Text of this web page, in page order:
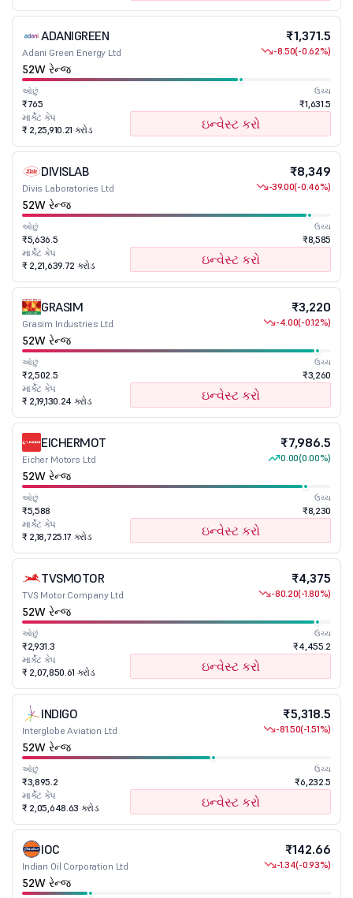
ADANIGREEN
Adani Green Energy Ltd
₹1,371.5
-8.50(-0.62%)
52W રેન્જ
ઓછું
₹765
ઉચ્ચ
₹1,631.5
માર્કેટ કેપ
₹ 2,25,910.21 કરોડ
ઇન્વેસ્ટ કરો
DIVISLAB
Divis Laboratories Ltd
₹8,349
-39.00(-0.46%)
52W રેન્જ
ઓછું
₹5,636.5
ઉચ્ચ
₹8,585
માર્કેટ કેપ
₹ 2,21,639.72 કરોડ
ઇન્વેસ્ટ કરો
GRASIM
Grasim Industries Ltd
₹3,220
-4.00(-0.12%)
52W રેન્જ
ઓછું
₹2,502.5
ઉચ્ચ
₹3,260
માર્કેટ કેપ
₹ 2,19,130.24 કરોડ
ઇન્વેસ્ટ કરો
EICHERMOT
Eicher Motors Ltd
₹7,986.5
0.00(0.00%)
52W રેન્જ
ઓછું
₹5,588
ઉચ્ચ
₹8,230
માર્કેટ કેપ
₹ 2,18,725.17 કરોડ
ઇન્વેસ્ટ કરો
TVSMOTOR
TVS Motor Company Ltd
₹4,375
-80.20(-1.80%)
52W રેન્જ
ઓછું
₹2,931.3
ઉચ્ચ
₹4,455.2
માર્કેટ કેપ
₹ 2,07,850.61 કરોડ
ઇન્વેસ્ટ કરો
INDIGO
Interglobe Aviation Ltd
₹5,318.5
-81.50(-1.51%)
52W રેન્જ
ઓછું
₹3,895.2
ઉચ્ચ
₹6,232.5
માર્કેટ કેપ
₹ 2,05,648.63 કરોડ
ઇન્વેસ્ટ કરો
IOC
Indian Oil Corporation Ltd
₹142.66
-1.34(-0.93%)
52W રેન્જ